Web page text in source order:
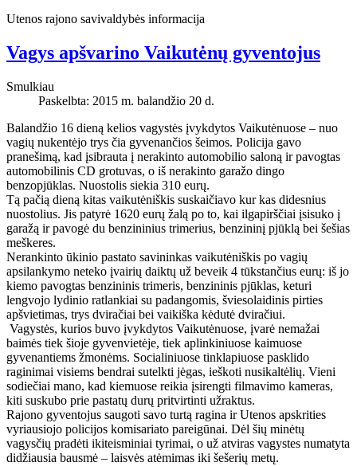
Utenos rajono savivaldybės informacija
Vagys apšvarino Vaikutėnų gyventojus
Smulkiau
Paskelbta: 2015 m. balandžio 20 d.
Balandžio 16 dieną kelios vagystės įvykdytos Vaikutėnuose – nuo
vagių nukentėjo trys čia gyvenančios šeimos. Policija gavo
pranešimą, kad įsibrauta į nerakinto automobilio saloną ir pavogtas
automobilinis CD grotuvas, o iš nerakinto garažo dingo
benzopjūklas. Nuostolis siekia 310 eurų.
Tą pačią dieną kitas vaikutėniškis suskaičiavo kur kas didesnius
nuostolius. Jis patyrė 1620 eurų žalą po to, kai ilgapirščiai įsisuko į
garažą ir pavogė du benzininius trimerius, benzininį pjūklą bei šešias
meškeres.
Nerankinto ūkinio pastato savininkas vaikutėniškis po vagių
apsilankymo neteko įvairių daiktų už beveik 4 tūkstančius eurų: iš jo
kiemo pavogtas benzininis trimeris, benzininis pjūklas, keturi
lengvojo lydinio ratlankiai su padangomis, šviesolaidinis pirties
apšvietimas, trys dviračiai bei vaikiška kėdutė dviračiui.
Vagystės, kurios buvo įvykdytos Vaikutėnuose, įvarė nemažai
baimės tiek šioje gyvenvietėje, tiek aplinkiniuose kaimuose
gyvenantiems žmonėms. Socialiniuose tinklapiuose pasklido
raginimai visiems bendrai sutelkti jėgas, ieškoti nusikaltėlių. Vieni
sodiečiai mano, kad kiemuose reikia įsirengti filmavimo kameras,
kiti suskubo prie pastatų durų pritvirtinti užraktus.
Rajono gyventojus saugoti savo turtą ragina ir Utenos apskrities
vyriausiojo policijos komisariato pareigūnai. Dėl šių minėtų
vagysčių pradėti ikiteisminiai tyrimai, o už atviras vagystes numatyta
didžiausia bausmė – laisvės atėmimas iki šešerių metų.